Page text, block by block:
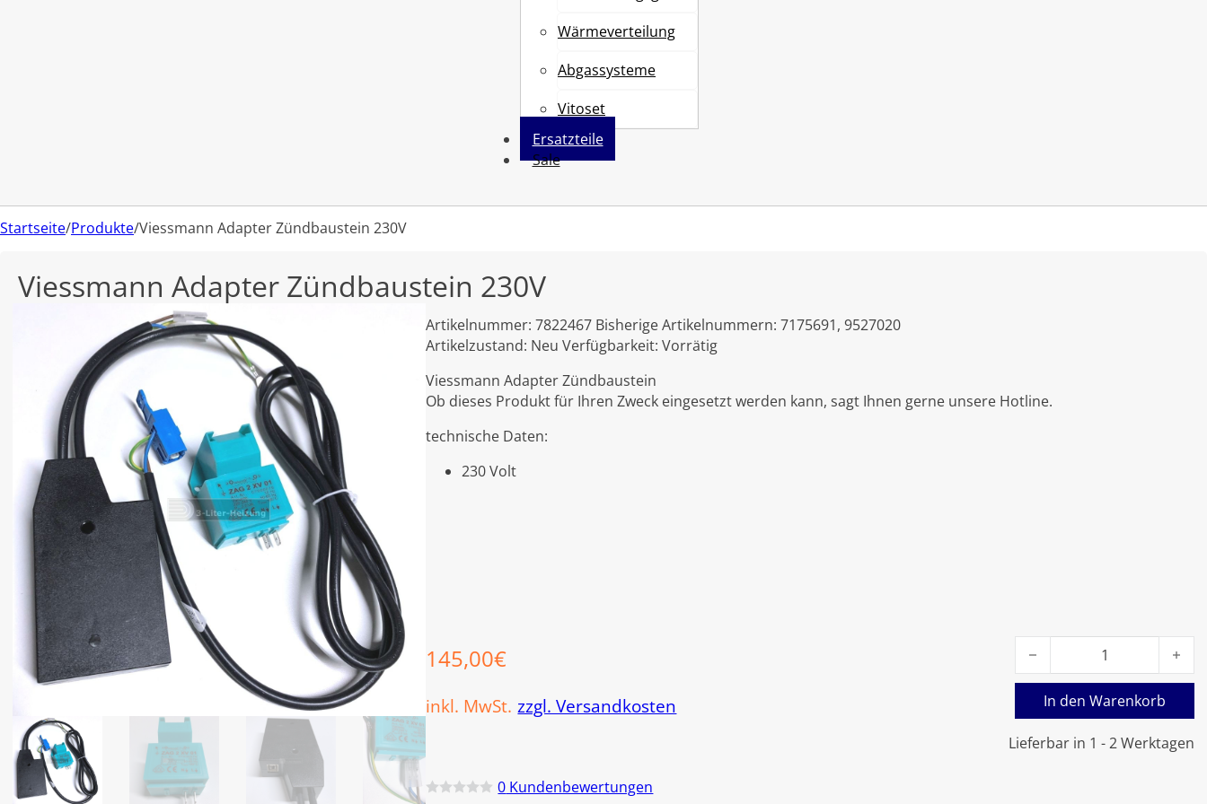
Wärmeverteilung
Abgassysteme
Vitoset
Ersatzteile
Sale
Startseite/Produkte/Viessmann Adapter Zündbaustein 230V
Viessmann Adapter Zündbaustein 230V
Artikelnummer:7822467 Bisherige Artikelnummern:7175691, 9527020
Artikelzustand: Neu Verfügbarkeit:Vorrätig
Viessmann Adapter Zündbaustein
Ob dieses Produkt für Ihren Zweck eingesetzt werden kann, sagt Ihnen gerne unsere Hotline.
technische Daten:
230 Volt
145,00€
inkl. MwSt. zzgl. Versandkosten
Lieferbar in 1 - 2 Werktagen
Viessmann Adapter
In den Warenkorb
0 Kundenbewertungen